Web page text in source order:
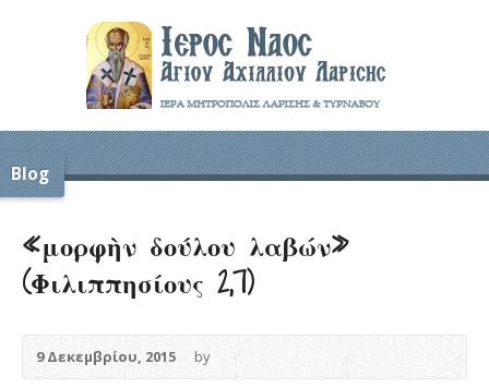
Blog
«μορφὴν δούλου λαβών»
(Φιλιππησίους 2,7)
9 Δεκεμβρίου, 2015 by